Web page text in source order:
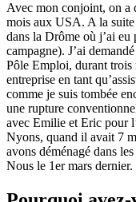
Avec mon conjoint, on a
mois aux USA. A la suite
dans la Drôme où j’ai
campagne). J’ai
Pôle Emploi, durant trois
entreprise en tant
comme je suis tombée
une rupture
avec Emilie et Eric pour
Nyons, quand il avait 7
avons déménagé dans
Nous le 1er mars dernier.